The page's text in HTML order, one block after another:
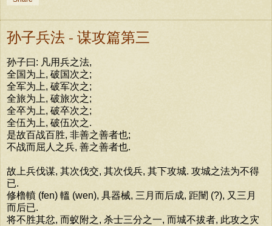
孙子兵法 - 谋攻篇第三
孙子曰: 凡用兵之法,
全国为上, 破国次之;
全军为上, 破军次之;
全旅为上, 破旅次之;
全卒为上, 破卒次之;
全伍为上, 破伍次之.
是故百战百胜, 非善之善者也;
不战而屈人之兵, 善之善者也.
故上兵伐谋, 其次伐交, 其次伐兵, 其下攻城. 攻城之法为不得
已.
修橹轒 (fen) 轀 (wen), 具器械, 三月而后成, 距闉 (?), 又三月
而后已.
将不胜其忿, 而蚁附之, 杀士三分之一, 而城不拔者, 此攻之灾